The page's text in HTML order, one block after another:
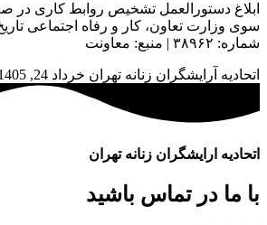
ابلاغ دستورالعمل تشخیص روابط کاری در
شماره: ۳۸۹۶۲ | منبع: معاونت
اتحادیه آرایشگران زنانه تهران خرداد 24, 1405
اتحادیه ارایشگران زنانه تهران
با ما در تماس باشید